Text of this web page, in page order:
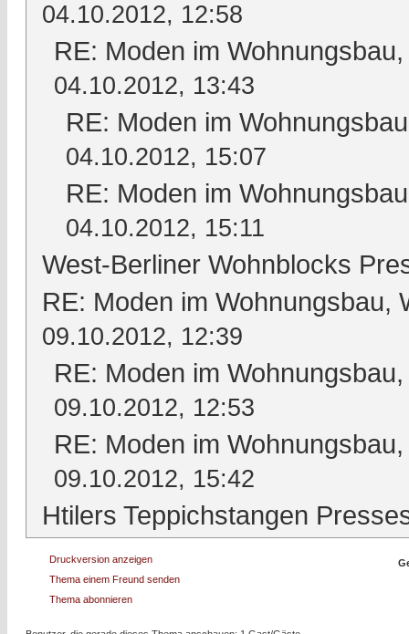
04.10.2012, 12:58
RE: Moden im
04.10.2012, 13:43
RE: Moden im
04.10.2012, 15:07
RE: Moden im
04.10.2012, 15:11
West-Berliner Wohnblocks
RE: Moden im Wohnungsbau,
09.10.2012, 12:39
RE: Moden im
09.10.2012, 12:53
RE: Moden im
09.10.2012, 15:42
Htilers Teppichstangen
Druckversion anzeigen
Thema einem Freund senden
Thema abonnieren